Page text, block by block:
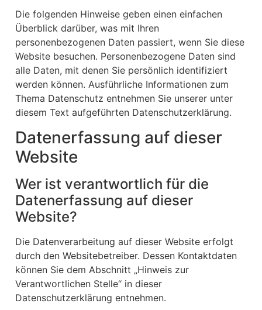
Die folgenden Hinweise geben einen einfachen
Überblick darüber, was mit Ihren
personenbezogenen Daten passiert, wenn Sie diese
Website besuchen. Personenbezogene Daten sind
alle Daten, mit denen Sie persönlich identifiziert
werden können. Ausführliche Informationen zum
Thema Datenschutz entnehmen Sie unserer unter
diesem Text aufgeführten Datenschutzerklärung.
Datenerfassung auf dieser
Website
Wer ist verantwortlich für die
Datenerfassung auf dieser
Website?
Die Datenverarbeitung auf dieser Website erfolgt
durch den Websitebetreiber. Dessen Kontaktdaten
können Sie dem Abschnitt „Hinweis zur
Verantwortlichen Stelle“ in dieser
Datenschutzerklärung entnehmen.